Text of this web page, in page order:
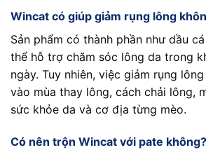
Wincat có giúp giảm rụng lông
Sản phẩm có thành phần như dầu
thể hỗ trợ chăm sóc lông da trong
ngày. Tuy nhiên, việc giảm rụng
vào mùa thay lông, cách chải lông,
sức khỏe da và cơ địa từng mèo.
Có nên trộn Wincat với pate không?